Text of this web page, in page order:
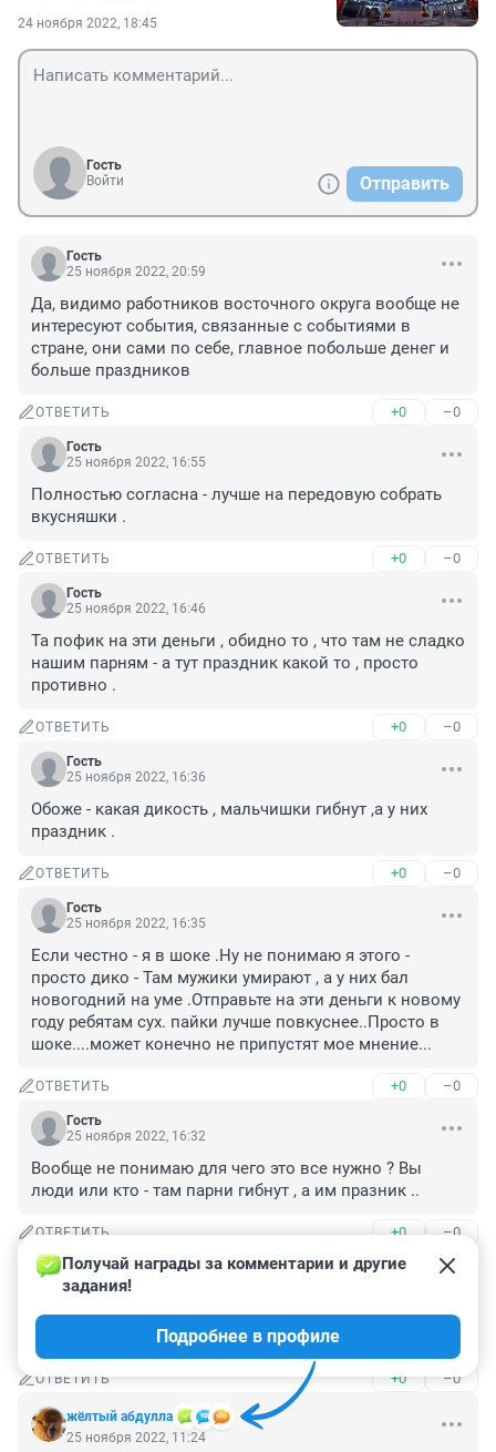
24 ноября 2022, 18:45
Гость
Войти
Отправить
Гость
25 ноября 2022, 20:59
Да, видимо работников восточного округа вообще не
интересуют события, связанные с событиями в
стране, они сами по себе, главное побольше денег и
больше праздников
ОТВЕТИТЬ +0 –0
Гость
25 ноября 2022, 16:55
Полностью согласна - лучше на передовую собрать
вкусняшки .
ОТВЕТИТЬ +0 –0
Гость
25 ноября 2022, 16:46
Та пофик на эти деньги , обидно то , что там не сладко
нашим парням - а тут праздник какой то , просто
противно .
ОТВЕТИТЬ +0 –0
Гость
25 ноября 2022, 16:36
Обоже - какая дикость , мальчишки гибнут ,а у них
праздник .
ОТВЕТИТЬ +0 –0
Гость
25 ноября 2022, 16:35
Если честно - я в шоке .Ну не понимаю я этого -
просто дико - Там мужики умирают , а у них бал
новогодний на уме .Отправьте на эти деньги к новому
году ребятам сух. пайки лучше повкуснее..Просто в
шоке....может конечно не припустят мое мнение...
ОТВЕТИТЬ +0 –0
Гость
25 ноября 2022, 16:32
Вообще не понимаю для чего это все нужно ? Вы
люди или кто - там парни гибнут , а им празник ..
ОТВЕТИТЬ +0 –0
Гость
25 ноября 2022, 14:32
Не надо устраивать пир во время чумы. Людям не до
праздников-лишь бы выжить в этой тяжелой жизни.
ОТВЕТИТЬ +0 –0
жёлтый абдулла
Получай награды за комментарии и другие
задания!
Подробнее в профиле
25 ноября 2022, 11:24